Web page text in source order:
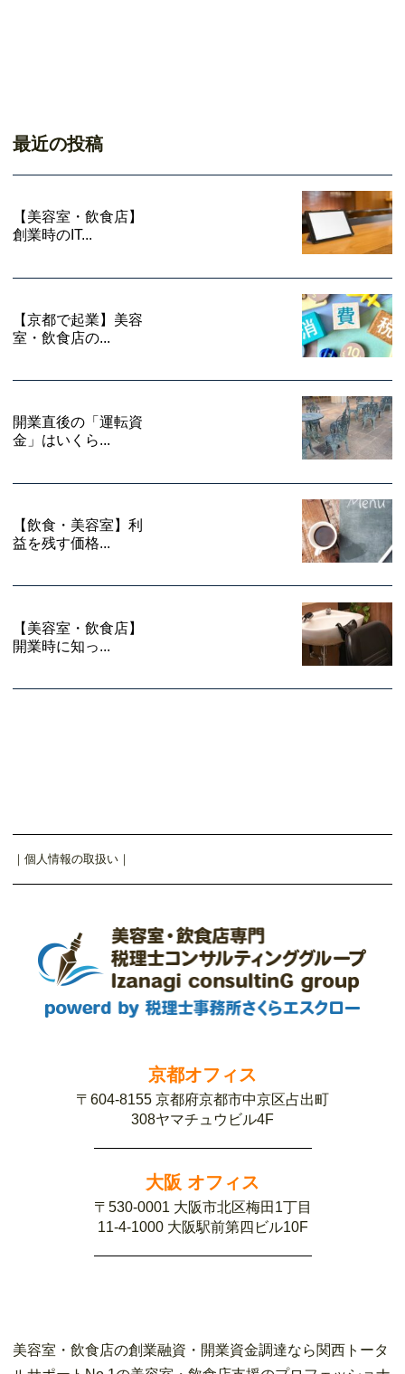
最近の投稿
【美容室・飲食店】
創業時のIT...
【京都で起業】美容
室・飲食店の...
開業直後の「運転資
金」はいくら...
【飲食・美容室】利
益を残す価格...
【美容室・飲食店】
開業時に知っ...
｜ 個人情報の取扱い ｜
京都オフィス
〒604-8155 京都府京都市中京区占出町
308ヤマチュウビル4F
大阪 オフィス
〒530-0001 大阪市北区梅田1丁目
11-4-1000 大阪駅前第四ビル10F
美容室・飲食店の創業融資・開業資金調達なら関西トータ